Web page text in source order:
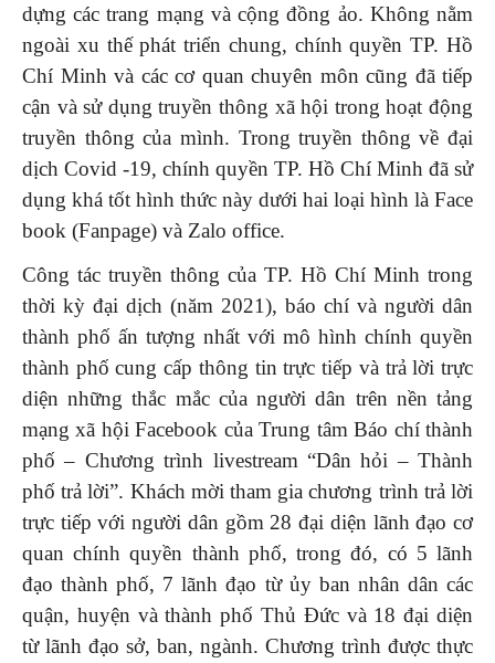
dựng các trang mạng và cộng đồng ảo. Không nằm
ngoài xu thế phát triển chung, chính quyền TP. Hồ
Chí Minh và các cơ quan chuyên môn cũng đã tiếp
cận và sử dụng truyền thông xã hội trong hoạt động
truyền thông của mình. Trong truyền thông về đại
dịch Covid -19, chính quyền TP. Hồ Chí Minh đã sử
dụng khá tốt hình thức này dưới hai loại hình là Face
book (Fanpage) và Zalo office.
Công tác truyền thông của TP. Hồ Chí Minh trong
thời kỳ đại dịch (năm 2021), báo chí và người dân
thành phố ấn tượng nhất với mô hình chính quyền
thành phố cung cấp thông tin trực tiếp và trả lời trực
diện những thắc mắc của người dân trên nền tảng
mạng xã hội Facebook của Trung tâm Báo chí thành
phố – Chương trình livestream “Dân hỏi – Thành
phố trả lời”. Khách mời tham gia chương trình trả lời
trực tiếp với người dân gồm 28 đại diện lãnh đạo cơ
quan chính quyền thành phố, trong đó, có 5 lãnh
đạo thành phố, 7 lãnh đạo từ ủy ban nhân dân các
quận, huyện và thành phố Thủ Đức và 18 đại diện
từ lãnh đạo sở, ban, ngành. Chương trình được thực